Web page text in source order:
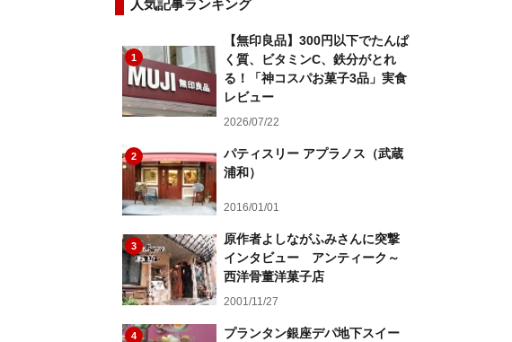
人気記事ランキング
1
【無印良品】300円以下でたんぱ
く質、ビタミンC、鉄分がとれ
る！「神コスパお菓子3品」実食
レビュー
2026/07/22
2
パティスリー アプラノス（武蔵
浦和）
2016/01/01
3
原作者よしながふみさんに突撃
インタビュー アンティーク～
西洋骨董洋菓子店
2001/11/27
4
プランタン銀座デパ地下スイー